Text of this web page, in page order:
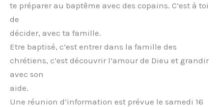
te préparer au baptême avec des copains. C’est à toi
de
décider, avec ta famille.
Etre baptisé, c’est entrer dans la famille des
chrétiens, c’est découvrir l’amour de Dieu et grandir
avec son
aide.
Une réunion d’information est prévue le samedi 16